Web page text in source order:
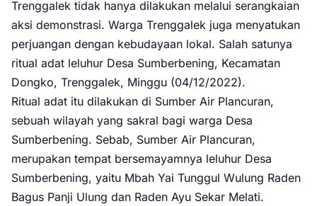
Trenggalek tidak hanya dilakukan melalui serangkaian
aksi demonstrasi. Warga Trenggalek juga menyatukan
perjuangan dengan kebudayaan lokal. Salah satunya
ritual adat leluhur Desa Sumberbening, Kecamatan
Dongko, Trenggalek, Minggu (04/12/2022).
Ritual adat itu dilakukan di Sumber Air Plancuran,
sebuah wilayah yang sakral bagi warga Desa
Sumberbening. Sebab, Sumber Air Plancuran,
merupakan tempat bersemayamnya leluhur Desa
Sumberbening, yaitu Mbah Yai Tunggul Wulung Raden
Bagus Panji Ulung dan Raden Ayu Sekar Melati.